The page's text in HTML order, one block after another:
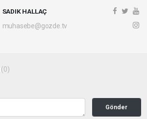
SADIK HALLAÇ
muhasebe@gozde.tv
(0)
Gönder